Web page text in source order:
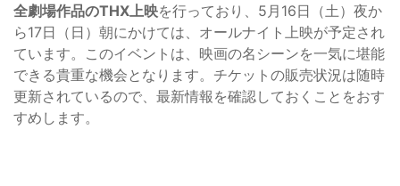
全劇場作品のTHX上映を行っており、5月16日（土）夜か
ら17日（日）朝にかけては、オールナイト上映が予定され
ています。このイベントは、映画の名シーンを一気に堪能
できる貴重な機会となります。チケットの販売状況は随時
更新されているので、最新情報を確認しておくことをおす
すめします。